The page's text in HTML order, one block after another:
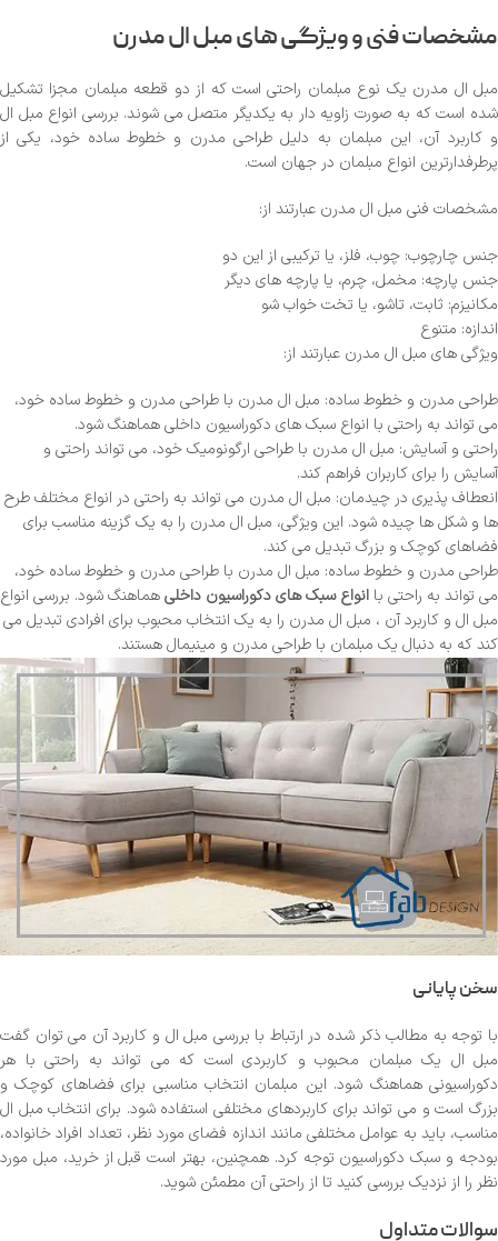
مشخصات فنی و ویژگی های مبل ال مدرن
مبل ال مدرن یک نوع مبلمان راحتی است که از دو قطعه مبلمان مجزا تشکیل
شده است که به صورت زاویه دار به یکدیگر متصل می شوند. بررسی انواع مبل ال
و کاربرد آن، این مبلمان به دلیل طراحی مدرن و خطوط ساده خود، یکی از
پرطرفدارترین انواع مبلمان در جهان است.
مشخصات فنی مبل ال مدرن عبارتند از:
جنس چارچوب: چوب، فلز، یا ترکیبی از این دو
جنس پارچه: مخمل، چرم، یا پارچه های دیگر
مکانیزم: ثابت، تاشو، یا تخت خواب شو
اندازه: متنوع
ویژگی های مبل ال مدرن عبارتند از:
طراحی مدرن و خطوط ساده: مبل ال مدرن با طراحی مدرن و خطوط ساده خود،
می تواند به راحتی با انواع سبک های دکوراسیون داخلی هماهنگ شود.
راحتی و آسایش: مبل ال مدرن با طراحی ارگونومیک خود، می تواند راحتی و
آسایش را برای کاربران فراهم کند.
انعطاف پذیری در چیدمان: مبل ال مدرن می تواند به راحتی در انواع مختلف طرح
ها و شکل ها چیده شود. این ویژگی، مبل ال مدرن را به یک گزینه مناسب برای
فضاهای کوچک و بزرگ تبدیل می کند.
طراحی مدرن و خطوط ساده: مبل ال مدرن با طراحی مدرن و خطوط ساده خود،
می تواند به راحتی با انواع سبک های دکوراسیون داخلیهماهنگ شود. بررسی انواع
مبل ال و کاربرد آن ، مبل ال مدرن را به یک انتخاب محبوب برای افرادی تبدیل می
کند که به دنبال یک مبلمان با طراحی مدرن و مینیمال هستند.
سخن پایانی
با توجه به مطالب ذکر شده در ارتباط با بررسی مبل ال و کاربرد آن می توان گفت
مبل ال یک مبلمان محبوب و کاربردی است که می ‌تواند به راحتی با هر
دکوراسیونی هماهنگ شود. این مبلمان انتخاب مناسبی برای فضاهای کوچک و
بزرگ است و می ‌تواند برای کاربردهای مختلفی استفاده شود. برای انتخاب مبل ال
مناسب، باید به عوامل مختلفی مانند اندازه فضای مورد نظر، تعداد افراد خانواده،
بودجه و سبک دکوراسیون توجه کرد. همچنین، بهتر است قبل از خرید، مبل مورد
نظر را از نزدیک بررسی کنید تا از راحتی آن مطمئن شوید.
سوالات متداول